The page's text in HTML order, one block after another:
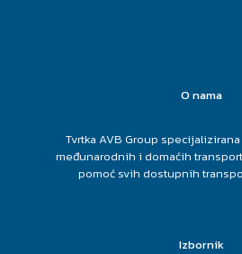
O nama
Tvrtka AVB Group
međunarodnih i domaćih
pomoć svih dostupnih
Izbornik